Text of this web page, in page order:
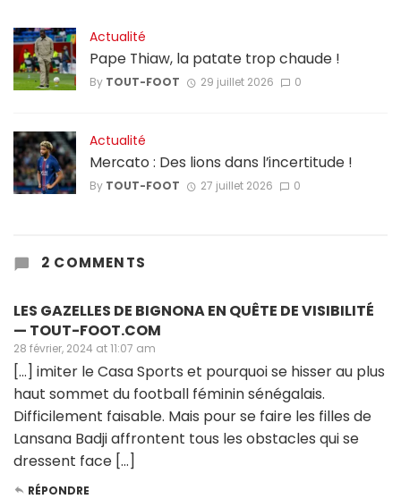
Actualité
Pape Thiaw, la patate trop chaude !
By TOUT-FOOT 29 juillet 2026 0
Actualité
Mercato : Des lions dans l’incertitude !
By TOUT-FOOT 27 juillet 2026 0
2 COMMENTS
LES GAZELLES DE BIGNONA EN QUÊTE DE VISIBILITÉ
— TOUT-FOOT.COM
28 février, 2024 at 11:07 am
[…] imiter le Casa Sports et pourquoi se hisser au plus
haut sommet du football féminin sénégalais.
Difficilement faisable. Mais pour se faire les filles de
Lansana Badji affrontent tous les obstacles qui se
dressent face […]
RÉPONDRE